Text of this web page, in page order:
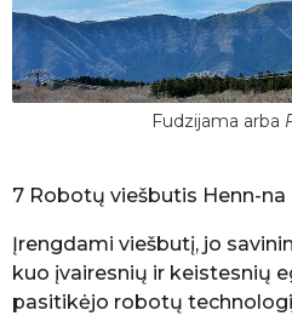
Fudzijama arba
7 Robotų viešbutis Henn-na
Įrengdami viešbutį, jo
kuo įvairesnių ir keistesnių
pasitikėjo robotų